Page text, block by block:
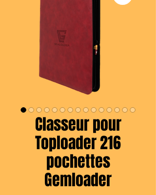
Classeur pour
Toploader 216
pochettes
Gemloader